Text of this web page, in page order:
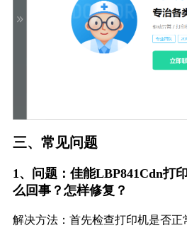
三、常见问题
1、问题：佳能LBP841Cdn打
么回事？怎样修复？
解决方法：首先检查打印机是否